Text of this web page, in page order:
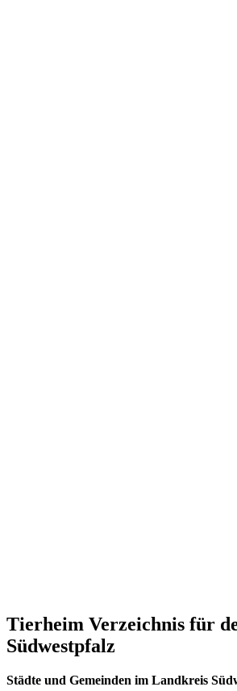
Tierheim Verzeichnis für
Südwestpfalz
Städte und Gemeinden im Landkreis